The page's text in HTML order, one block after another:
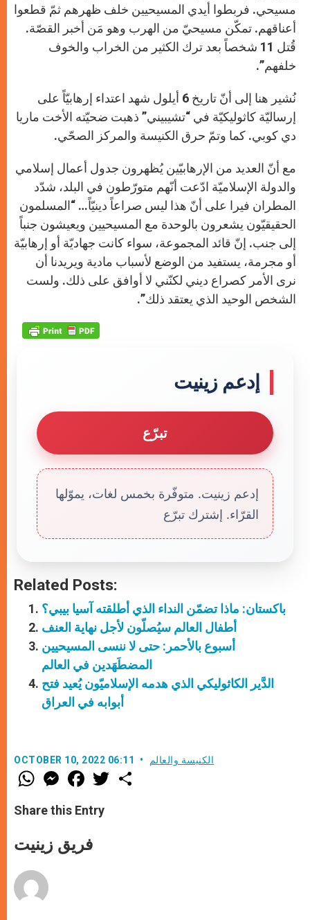
مسيحي. فربطوا أيدي المسيحيين خلف ظهرهم ثمّ قطعوا
أعناقهم. تمكّن مسيحيّ من الهرب وهو مَن أخبر القصّة.
قُتل 11 شخصاً بعد ترك الكثير من الخراب والخوف
خلفهم”.
نُشير هنا إلى أنّ تاريخ 6 أيلول شهد اعتداء إرهابيّاً على
إرساليّة كاثوليكيّة في “تشيبيني” ذهبت ضحيّته الأخت ماريا
دي كوبي. كما وتمّ حرق الكنيسة والمركز الصحّي.
مع أنّ العديد من الإرهابيّين يُظهرون جدول أعمال إسلامي
والدولة الإسلاميّة ادّعت أنّهم متورّطون في البلد، شدّد
المطران فيرا على أنّ هذا ليس صراعاً دينيّاً… “المسلمون
الحقيقيّون يشعرون بالوحدة مع المسيحيين ويعيشون جنباً
إلى جنب. إنّ قائد المجموعة، سواء كانت جهاديّة أو إرهابيّة
أو مجرمة، يستفيد من الوضع لأسباب مادية ويريدنا أن
نرى الأمر كصراع ديني لكنّني لا أوافق على ذلك. ولست
الشخص الوحيد الذي يعتقد ذلك”.
إدعم زينيت
تبرّع
إدعم زينيت. متوفّرة بخمس لغات، يموّلها
القرّاء. إشترك تبرّع
Related Posts:
باكستان: ماذا تضمّن النداء الذي أطلقته آسيا بيبي؟
أطفال العالم سيُصلّون لأجل نهاية العنف
أسبوع بالأحمر: حتى لا ننسى المسيحيين
المضطَهَدين في العالم
الدَّير الكاثوليكي الذي هدمه الإسلاميّون يُعيد فتح
أبوابه في العراق
OCTOBER 10, 2022 06:11 الكنيسة والعالم
W
h
t
s
p
p
M
e
s
e
g
e
F
a
e
b
o
k
w
Share this Entry
فريق زينيت